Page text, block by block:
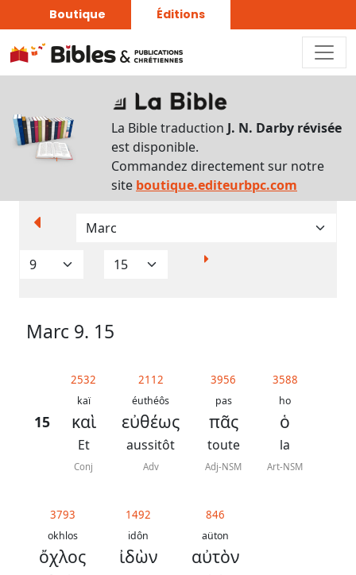
Boutique Éditions
La Bible traduction J. N. Darby révisée
est disponible.
Commandez directement sur notre
site boutique.editeurbpc.com
Marc 9. 15
15
2532
kaï
καὶ
Et
Conj
2112
éuthéôs
εὐθέως
aussitôt
Adv
3956
pas
πᾶς
toute
Adj-NSM
3588
ho
ὁ
la
Art-NSM
3793
okhlos
ὄχλος
1492
idôn
ἰδὼν
846
aüton
αὐτὸν
d’affichage
Par
verset
Translittérations
Analyse
généraux
Abréviations
grammaticales
chapitre